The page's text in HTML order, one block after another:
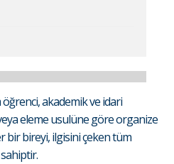
akademik ve idari
eleme usulüne göre organize
bir bireyi, ilgisini çeken tüm